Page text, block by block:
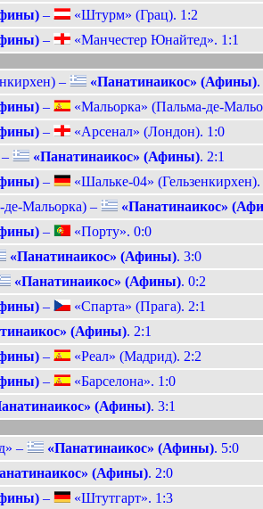
– «Штурм» (Грац). 1:2
– «Манчестер Юнайтед». 1:1
– «Панатинаикос» (Афины)
– «Мальорка» (Пальма-де-
– «Арсенал» (Лондон). 1:0
«Панатинаикос» (Афины). 2:1
– «Шальке-04» (Гельзенкирхен).
Мальорка) – «Панатинаикос»
– «Порту». 0:0
«Панатинаикос» (Афины). 3:0
«Панатинаикос» (Афины). 0:2
– «Спарта» (Прага). 2:1
(Афины). 2:1
– «Реал» (Мадрид). 2:2
– «Барселона». 1:0
(Афины). 3:1
– «Панатинаикос» (Афины). 5:0
(Афины). 2:0
– «Штутгарт». 1:3